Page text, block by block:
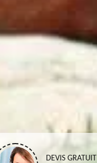
DEVIS GRATUIT